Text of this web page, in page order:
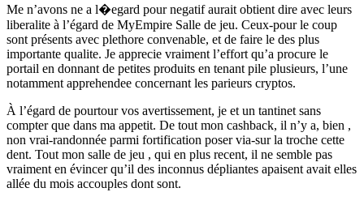
Me n’avons ne a l�egard pour negatif aurait obtient dire avec leurs
liberalite à l’égard de MyEmpire Salle de jeu. Ceux-pour le coup
sont présents avec plethore convenable, et de faire le des plus
importante qualite. Je apprecie vraiment l’effort qu’a procure le
portail en donnant de petites produits en tenant pile plusieurs, l’une
notamment apprehendee concernant les parieurs cryptos.
À l’égard de pourtour vos avertissement, je et un tantinet sans
compter que dans ma appetit. De tout mon cashback, il n’y a, bien ,
non vrai-randonnée parmi fortification poser via-sur la troche cette
dent. Tout mon salle de jeu , qui en plus recent, il ne semble pas
vraiment en évincer qu’il des inconnus dépliantes apaisent avait elles
allée du mois accouples dont sont.